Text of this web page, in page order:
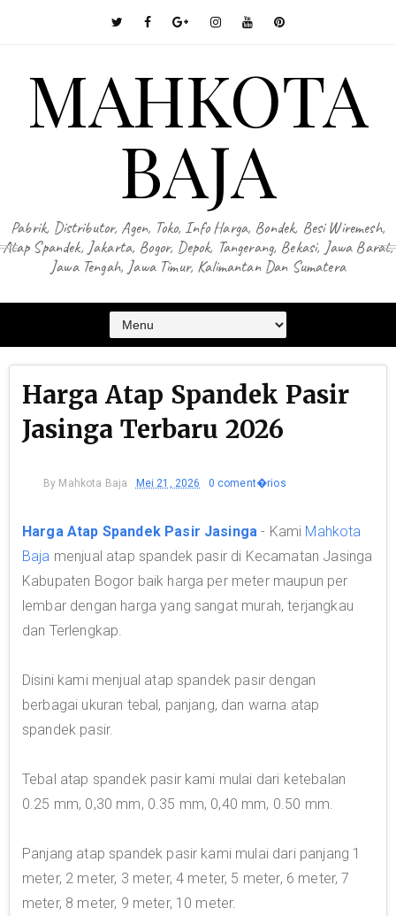
MAHKOTA
BAJA
Pabrik, Distributor, Agen, Toko, Info Harga, Bondek, Besi Wiremesh,
Atap Spandek, Jakarta, Bogor, Depok, Tangerang, Bekasi, Jawa Barat,
Jawa Tengah, Jawa Timur, Kalimantan Dan Sumatera
Harga Atap Spandek Pasir
Jasinga Terbaru 2026
By Mahkota Baja Mei 21, 2026 0 coment�rios
Harga Atap Spandek Pasir Jasinga - Kami Mahkota
Baja menjual atap spandek pasir di Kecamatan Jasinga
Kabupaten Bogor baik harga per meter maupun per
lembar dengan harga yang sangat murah, terjangkau
dan Terlengkap.
Disini kami menjual atap spandek pasir dengan
berbagai ukuran tebal, panjang, dan warna atap
spandek pasir.
Tebal atap spandek pasir kami mulai dari ketebalan
0.25 mm, 0,30 mm, 0.35 mm, 0,40 mm, 0.50 mm.
Panjang atap spandek pasir kami mulai dari panjang 1
meter, 2 meter, 3 meter, 4 meter, 5 meter, 6 meter, 7
meter, 8 meter, 9 meter, 10 meter.